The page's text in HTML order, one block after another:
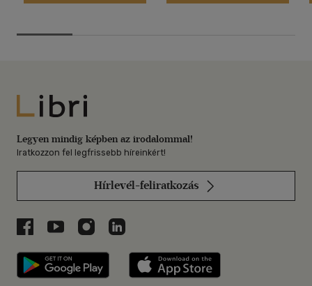
Libri
Legyen mindig képben az irodalommal!
Iratkozzon fel legfrissebb híreinkért!
Hírlevél-feliratkozás
Libri a Facebookon
Libri a Youtube-on
Libri az Instagramon
Libri a LinkedInen
Libri applikáció Szerezd meg: Google